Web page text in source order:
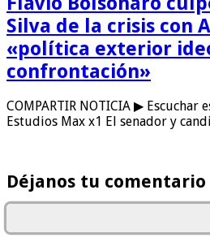
Silva de la crisis con
«política exterior
confrontación»
COMPARTIR NOTICIA ▶ Escuchar
Estudios Max x1 El senador y
Déjanos tu comentario